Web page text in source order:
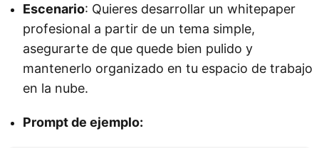
Escenario: Quieres desarrollar un whitepaper
profesional a partir de un tema simple,
asegurarte de que quede bien pulido y
mantenerlo organizado en tu espacio de trabajo
en la nube.
Prompt de ejemplo: